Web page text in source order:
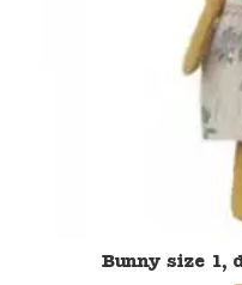
Bunny size 1,